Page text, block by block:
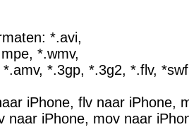
*.avi,
*.wmv,
*.3gp, *.3g2, *.flv,
iPhone, flv naar iPhone,
naar iPhone, mov naar